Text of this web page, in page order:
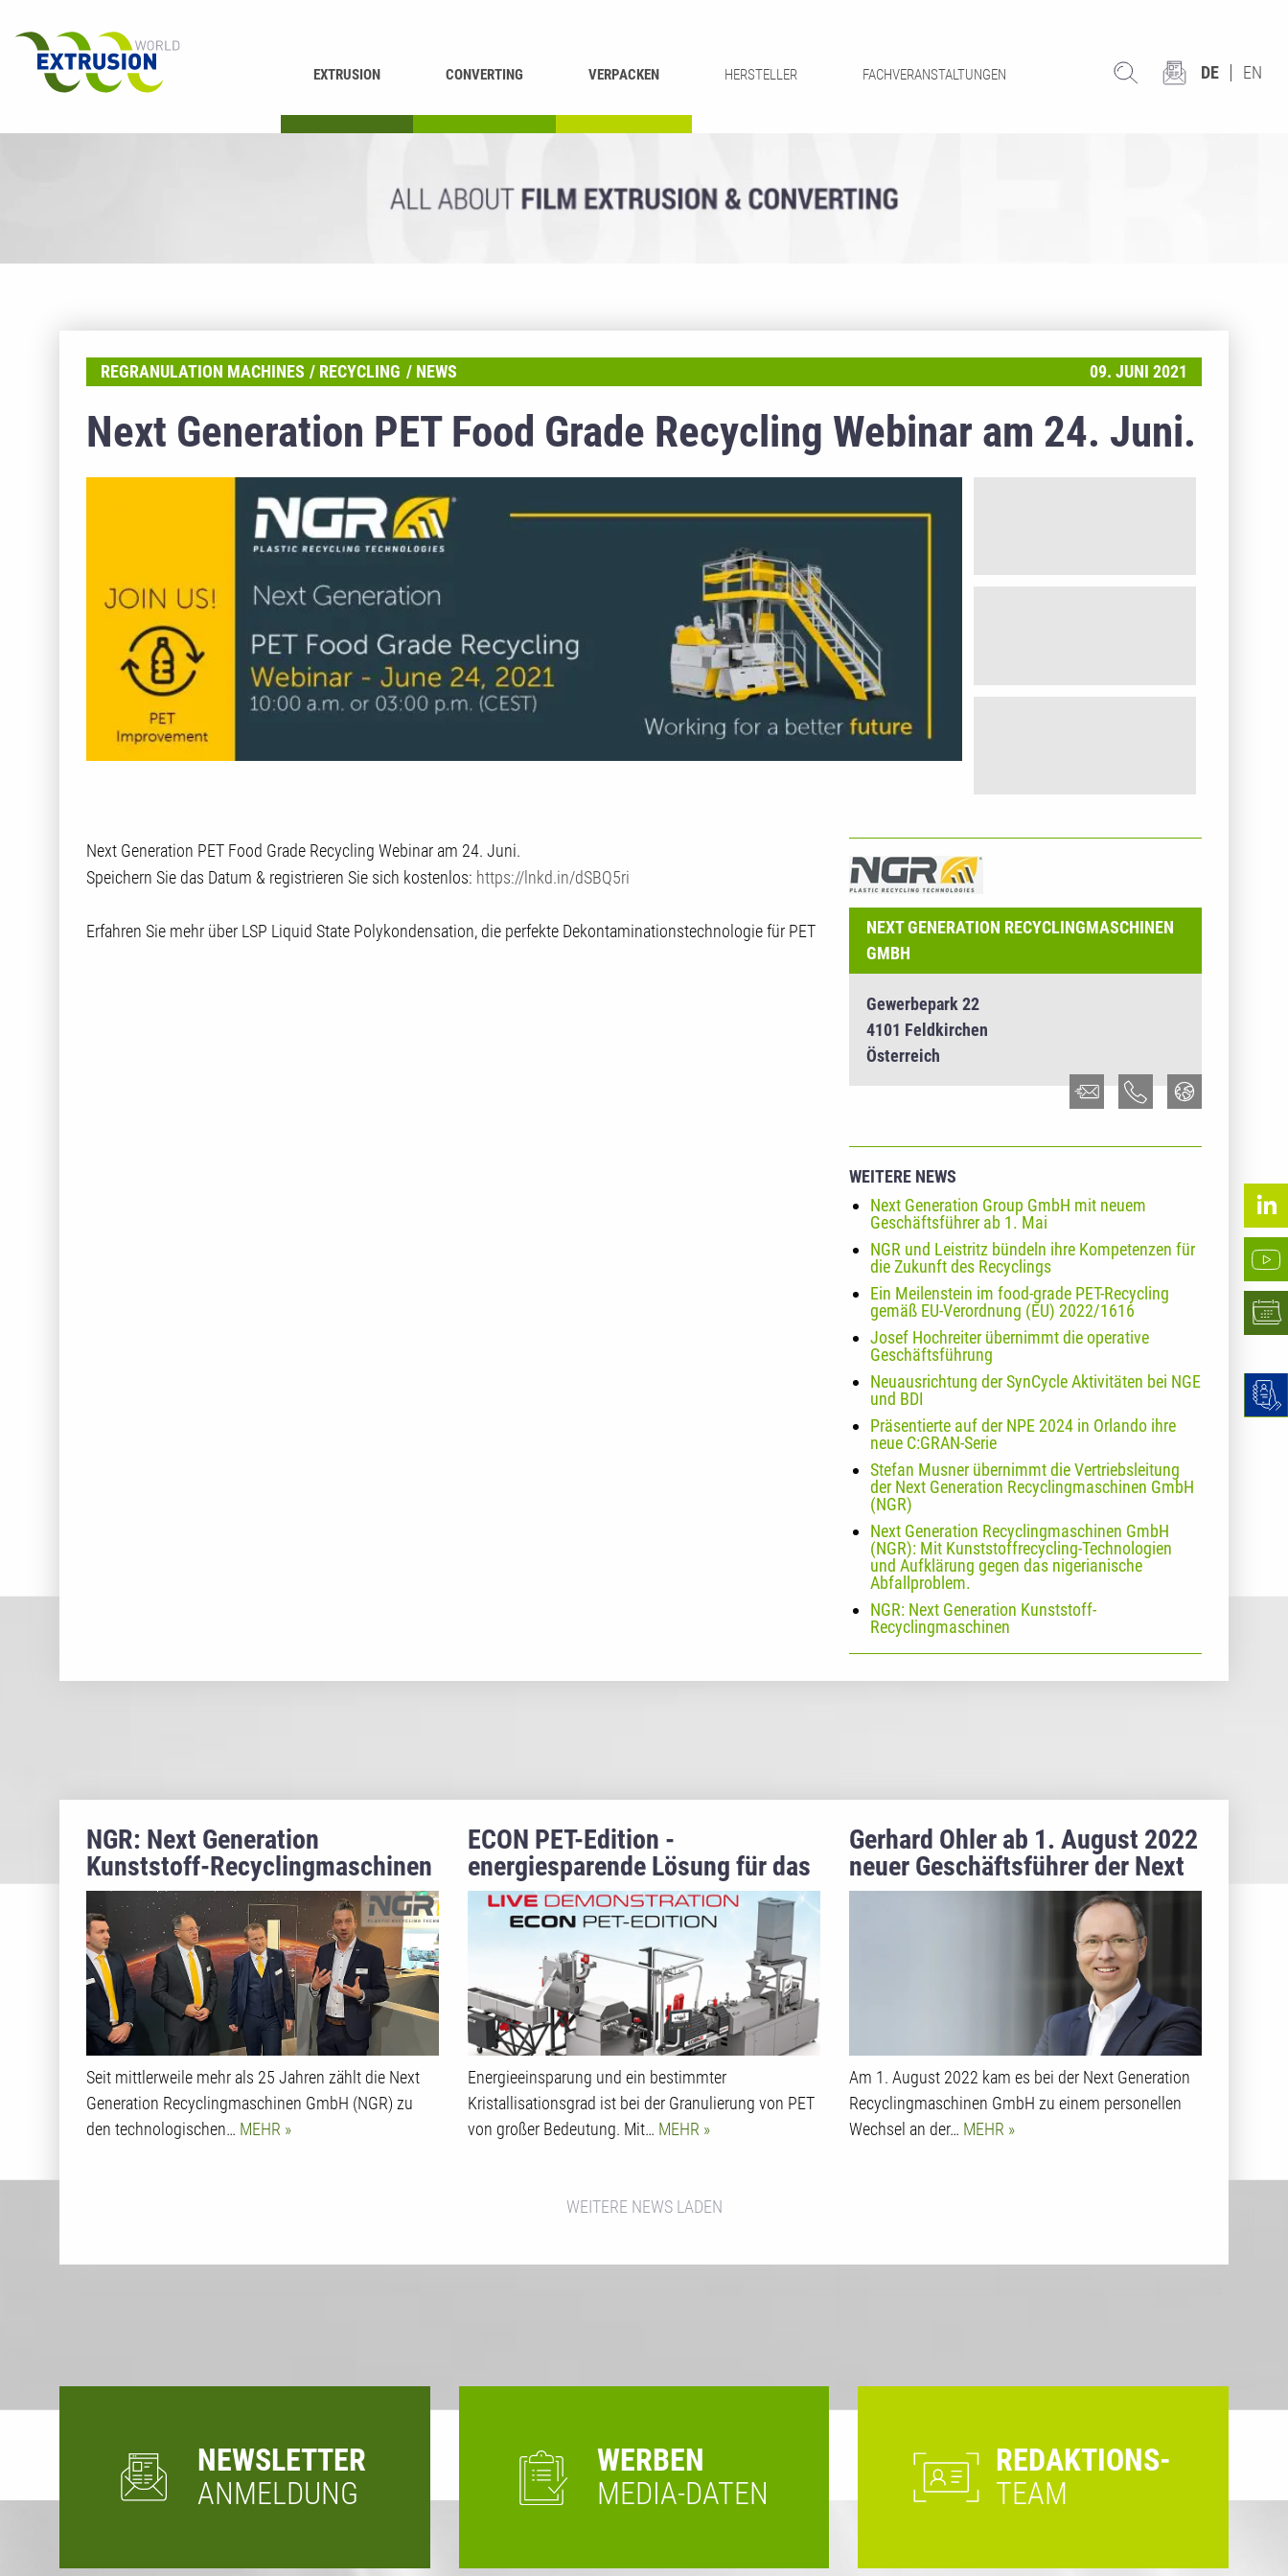
EXTRUSION CONVERTING VERPACKEN HERSTELLER FACHVERANSTALTUNGEN DE EN
REGRANULATION MACHINES RECYCLING NEWS 09. JUNI 2021
Next Generation PET Food Grade Recycling Webinar am 24. Juni.
Next Generation PET Food Grade Recycling Webinar am 24. Juni.
Speichern Sie das Datum & registrieren Sie sich kostenlos: https://lnkd.in/dSBQ5ri
Erfahren Sie mehr über LSP Liquid State Polykondensation, die perfekte Dekontaminationstechnologie für PET
RECYCLINGMASCHINEN GMBH
NEXT GENERATION RECYCLINGMASCHINEN
GMBH
Gewerbepark 22
4101 Feldkirchen
Österreich
WEITERE NEWS
Next Generation Group GmbH mit neuem
Geschäftsführer ab 1. Mai
NGR und Leistritz bündeln ihre Kompetenzen für
die Zukunft des Recyclings
Ein Meilenstein im food-grade PET-Recycling
gemäß EU-Verordnung (EU) 2022/1616
Josef Hochreiter übernimmt die operative
Geschäftsführung
Neuausrichtung der SynCycle Aktivitäten bei NGE
und BDI
Präsentierte auf der NPE 2024 in Orlando ihre
neue C:GRAN-Serie
Stefan Musner übernimmt die Vertriebsleitung
der Next Generation Recyclingmaschinen GmbH
(NGR)
Next Generation Recyclingmaschinen GmbH
(NGR): Mit Kunststoffrecycling-Technologien
und Aufklärung gegen das nigerianische
Abfallproblem.
NGR: Next Generation Kunststoff-
Recyclingmaschinen
NGR: Next Generation
Kunststoff-Recyclingmaschinen
Seit mittlerweile mehr als 25 Jahren zählt die Next
Generation Recyclingmaschinen GmbH (NGR) zu
den technologischen… MEHR
ECON PET-Edition -
energiesparende Lösung für das
Granulieren von rPET/PET
Energieeinsparung und ein bestimmter
Kristallisationsgrad ist bei der Granulierung von PET
von großer Bedeutung. Mit… MEHR
Gerhard Ohler ab 1. August 2022
neuer Geschäftsführer der Next
Generation Recyclingmaschinen
Am 1. August 2022 kam es bei der Next Generation
Recyclingmaschinen GmbH zu einem personellen
Wechsel an der… MEHR
WEITERE NEWS LADEN
NEWSLETTER
ANMELDUNG
WERBEN
MEDIA-DATEN
REDAKTIONS-
TEAM